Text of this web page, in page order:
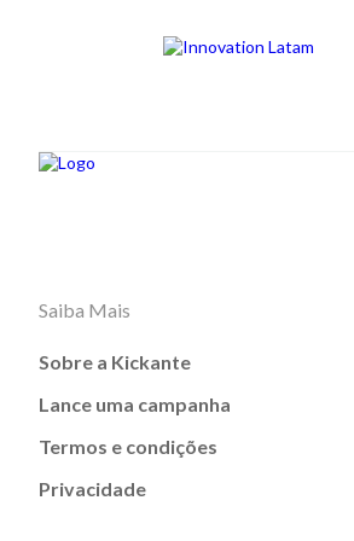
Saiba Mais
Sobre a Kickante
Lance uma campanha
Termos e condições
Privacidade